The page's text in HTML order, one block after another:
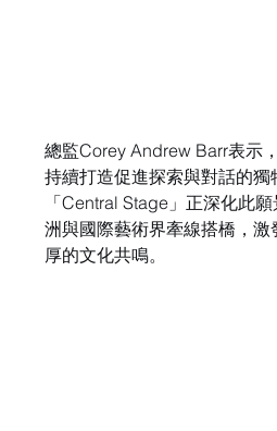
總監Corey Andrew Barr表示
持續打造促進探索與對話的獨
「Central Stage」正深化此
洲與國際藝術界牽線搭橋，激
厚的文化共鳴。